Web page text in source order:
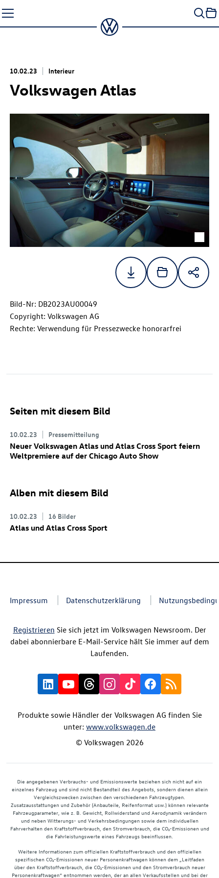
Seiteninhalt
springen
10.02.23 Interieur
Volkswagen Atlas
Bild-Nr: DB2023AU00049
Copyright: Volkswagen AG
Rechte: Verwendung für Pressezwecke honorarfrei
Seiten mit diesem Bild
10.02.23 Pressemitteilung
Neuer Volkswagen Atlas und Atlas Cross Sport feiern
Weltpremiere auf der Chicago Auto Show
Alben mit diesem Bild
10.02.23 16 Bilder
Atlas und Atlas Cross Sport
Impressum Datenschutzerklärung
Registrieren Sie sich jetzt im Volkswagen Newsroom. Der
dabei abonnierbare E-Mail-Service hält Sie immer auf dem
Laufenden.
Produkte sowie Händler der Volkswagen AG finden Sie
unter: www.volkswagen.de
© Volkswagen 2026
Die angegebenen Verbrauchs- und Emissionswerte beziehen sich nicht auf ein
einzelnes Fahrzeug und sind nicht Bestandteil des Angebots, sondern dienen allein
Vergleichszwecken zwischen den verschiedenen Fahrzeugtypen.
Zusatzausstattungen und Zubehör (Anbauteile, Reifenformat usw.) können relevante
Fahrzeugparameter, wie z. B. Gewicht, Rollwiderstand und Aerodynamik verändern
und neben Witterungs- und Verkehrsbedingungen sowie dem individuellen
Fahrverhalten den Kraftstoffverbrauch, den Stromverbrauch, die CO₂-Emissionen und
die Fahrleistungswerte eines Fahrzeugs beeinflussen.
Weitere Informationen zum offiziellen Kraftstoffverbrauch und den offiziellen
spezifischen CO₂-Emissionen neuer Personenkraftwagen können dem „Leitfaden
über den Kraftstoffverbrauch, die CO₂-Emissionen und den Stromverbrauch neuer
Personenkraftwagen“ entnommen werden, der an allen Verkaufsstellen und bei der